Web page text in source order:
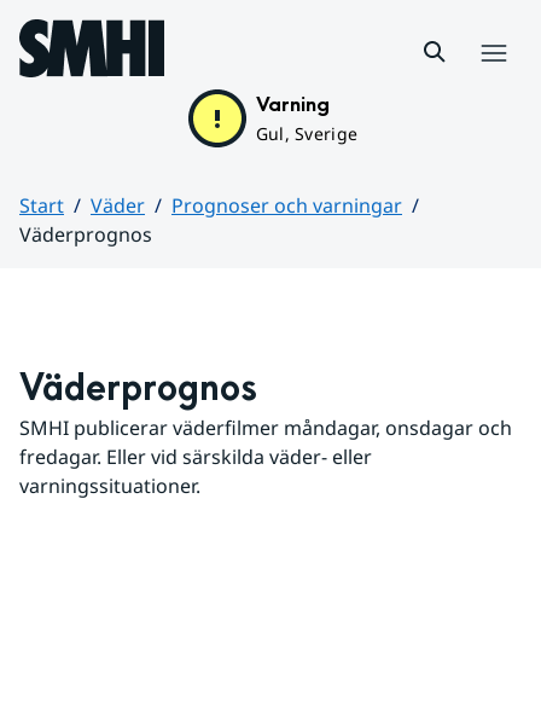
Hoppa till sidans innehåll
Varning
Gul, Sverige
Start Väder
Prognoser och varningar
Väderprognos
Väderprognos
SMHI publicerar väderfilmer måndagar, onsdagar och
fredagar. Eller vid särskilda väder- eller
varningssituationer.